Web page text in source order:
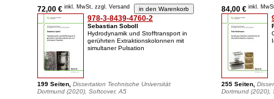
72,00 € inkl. MwSt, zzgl. Versand
978-3-8439-4760-2
Sebastian Soboll
Hydrodynamik und Stofftransport in
gerührten Extraktionskolonnen mit
simultaner Pulsation
199 Seiten, Dissertation Technische Universität
Dortmund (2020), Softcover, A5
84,00 € inkl.
255 Seiten,
Dortmund (2020),